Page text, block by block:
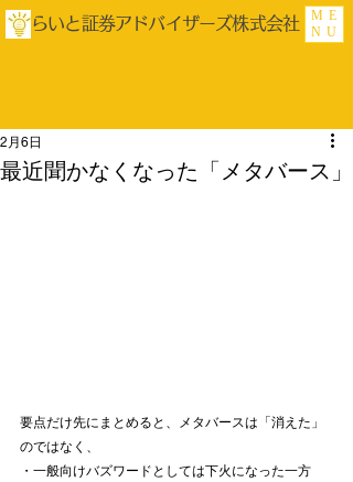
ME
NU
らいと証券アドバイザーズ株式会社
最近聞かなくなった「メタバース」
2月6日
要点だけ先にまとめると、メタバースは「消えた」
のではなく、
・一般向けバズワードとしては下火になった一方